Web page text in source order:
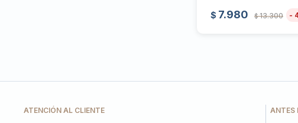
$ 7.980 $ 13.300
ATENCIÓN AL CLIENTE ANTES